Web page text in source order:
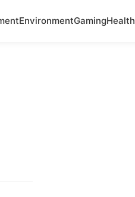
EnvironmentGamingHealth